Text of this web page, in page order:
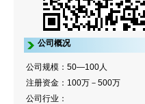
公司概况
公司规模：50—100人
注册资金：100万－500万
公司行业：